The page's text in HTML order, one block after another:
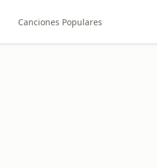
Canciones Populares